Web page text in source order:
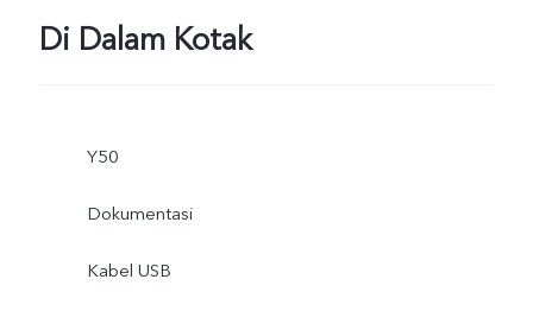
Di Dalam Kotak
Y50
Dokumentasi
Kabel USB